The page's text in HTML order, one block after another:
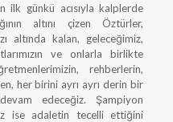
ilk günkü acısıyla kalplerde
altını çizen Öztürler,
altında kalan, geleceğimiz,
ve onlarla birlikte
rehberlerin,
her birini ayrı ayrı derin bir
edeceğiz. Şampiyon
ise adaletin tecelli ettiğini